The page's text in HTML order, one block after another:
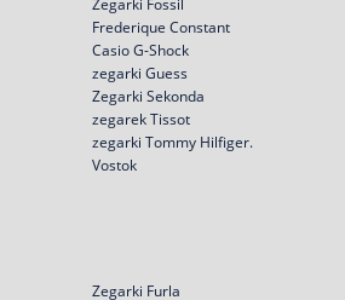
Zegarki Fossil
Frederique Constant
Casio G-Shock
zegarki Guess
Zegarki Sekonda
zegarek Tissot
zegarki Tommy Hilfiger.
Vostok
Zegarki Furla